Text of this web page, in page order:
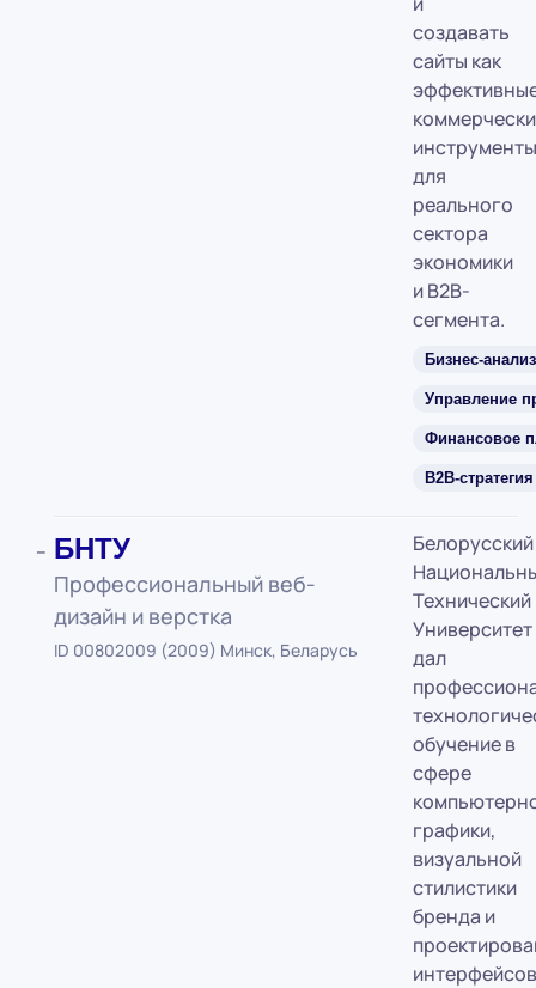
создавать
сайты как
инструменты
для
реального
сектора
экономики
и B2B-
сегмента.
Бизнес-анализ
Управление
Финансовое
B2B-стратегия
БНТУ
Профессиональный веб-
дизайн и верстка
ID 00802009 (2009) Минск, Беларусь
Белорусский
Технический
Университет
дал
обучение в
сфере
графики,
визуальной
стилистики
бренда и